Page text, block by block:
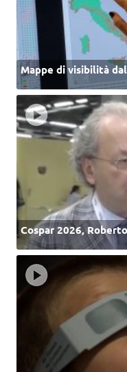
Mappe di visibilità
Cospar 2026,